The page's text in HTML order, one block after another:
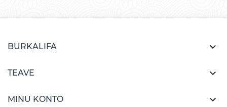
BURKALIFA 
TEAVE 
MINU KONTO 